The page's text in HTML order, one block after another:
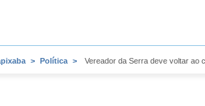
Política Vereador da Serra deve voltar ao